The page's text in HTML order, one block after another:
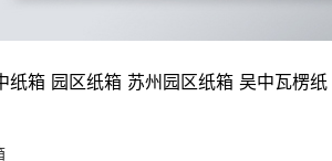
纸箱 园区纸箱 苏州园区纸箱 吴中瓦楞纸